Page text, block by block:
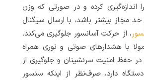
اندازه‌گیری کرده و در صورتی که وزن
حد مجاز بیشتر باشد، با ارسال سیگنال
، از حرکت آسانسور جلوگیری می‌کند.
با هشدارهای صوتی و نوری همراه
حفظ امنیت سرنشینان و جلوگیری از
دارد، صرف‌نظر از اینکه سنسور